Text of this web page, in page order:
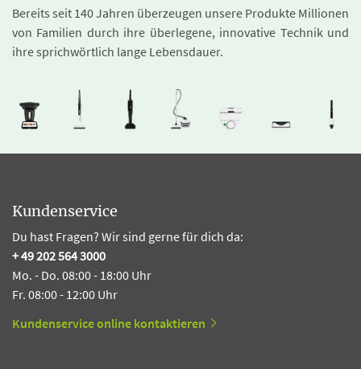
Bereits seit 140 Jahren überzeugen unsere Produkte Millionen
von Familien durch ihre überlegene, innovative Technik und
ihre sprichwörtlich lange Lebensdauer.
Kundenservice
Du hast Fragen? Wir sind gerne für dich da:
+ 49 202 564 3000
Mo. - Do. 08:00 - 18:00 Uhr
Fr. 08:00 - 12:00 Uhr
Kundenservice online kontaktieren